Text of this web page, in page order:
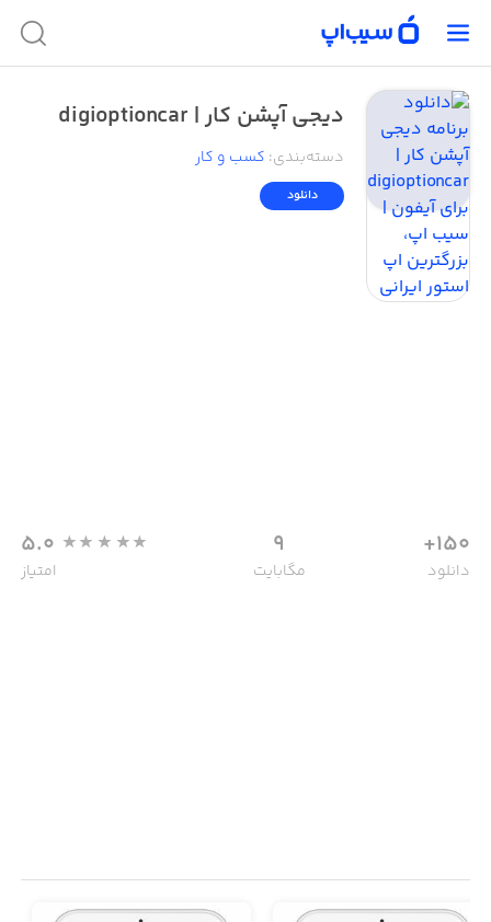
دیجی آپشن کار |‌ digioptioncar
دسته‌بندی: کسب‌ و ‌کار
دانلود
150+
دانلود
9
مگابایت
5.0
امتیاز